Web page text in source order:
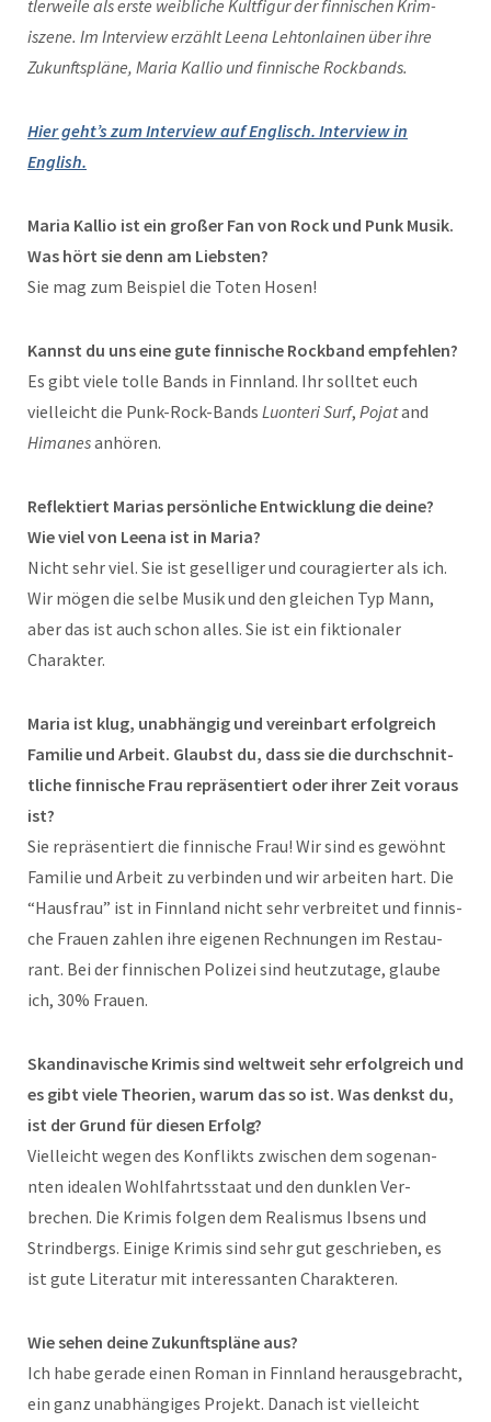
tler­weile als erste weib­liche Kult­fig­ur der finnis­chen Krim­
iszene. Im Inter­view erzählt Leena Lehton­lainen über ihre
Zukun­ft­spläne, Maria Kallio und finnis­che Rockbands.
Hier geht’s zum Inter­view auf Englisch. Inter­view in
English.
Maria Kallio ist ein großer Fan von Rock und Punk Musik.
Was hört sie denn am Lieb­sten?
Sie mag zum Beispiel die Toten Hosen!
Kannst du uns eine gute finnis­che Rock­band empfehlen?
Es gibt viele tolle Bands in Finn­land. Ihr soll­tet euch
vielle­icht die Punk-Rock-Bands Luon­teri Surf, Pojatand
Himanesanhören.
Reflek­tiert Marias per­sön­liche Entwick­lung die deine?
Wie viel von Leena ist in Maria?
Nicht sehr viel. Sie ist gesel­liger und couragiert­er als ich.
Wir mögen die selbe Musik und den gle­ichen Typ Mann,
aber das ist auch schon alles. Sie ist ein fik­tionaler
Charakter.
Maria ist klug, unab­hängig und vere­in­bart erfol­gre­ich
Fam­i­lie und Arbeit. Glaub­st du, dass sie die durch­schnit­
tliche finnis­che Frau repräsen­tiert oder ihrer Zeit voraus
ist?
Sie repräsen­tiert die finnis­che Frau! Wir sind es gewöh­nt
Fam­i­lie und Arbeit zu verbinden und wir arbeit­en hart. Die
“Haus­frau” ist in Finn­land nicht sehr ver­bre­it­et und finnis­
che Frauen zahlen ihre eige­nen Rech­nun­gen im Restau­
rant. Bei der finnis­chen Polizei sind heutzu­tage, glaube
ich, 30% Frauen.
Skan­di­navis­che Krim­is sind weltweit sehr erfol­gre­ich und
es gibt viele The­o­rien, warum das so ist. Was denkst du,
ist der Grund für diesen Erfolg?
Vielle­icht wegen des Kon­flik­ts zwis­chen dem soge­nan­
nten ide­alen Wohlfahrtsstaat und den dun­klen Ver­
brechen. Die Krim­is fol­gen dem Real­is­mus Ibsens und
Strind­bergs. Einige Krim­is sind sehr gut geschrieben, es
ist gute Lit­er­atur mit inter­es­san­ten Charakteren.
Wie sehen deine Zukun­ft­spläne aus?
Ich habe ger­ade einen Roman in Finn­land her­aus­ge­bracht,
ein ganz unab­hängiges Pro­jekt. Danach ist vielle­icht